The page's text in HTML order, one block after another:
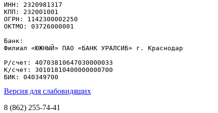
ИНН: 2320981317
КПП: 232001001
ОГРН: 1142300002250
ОКТМО: 03726000001
Банк:
Филиал «ЮЖНЫЙ» ПАО «БАНК УРАЛСИБ» г. Краснодар
Р/счет: 40703810647030000033
К/счет: 30101810400000000700
БИК: 040349700
Версия для слабовидящих
8 (862) 255-74-41